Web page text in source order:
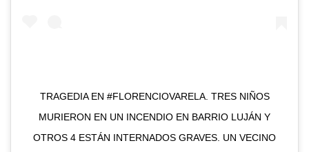
TRAGEDIA EN #FLORENCIOVARELA. TRES NIÑOS
MURIERON EN UN INCENDIO EN BARRIO LUJÁN Y
OTROS 4 ESTÁN INTERNADOS GRAVES. UN VECINO